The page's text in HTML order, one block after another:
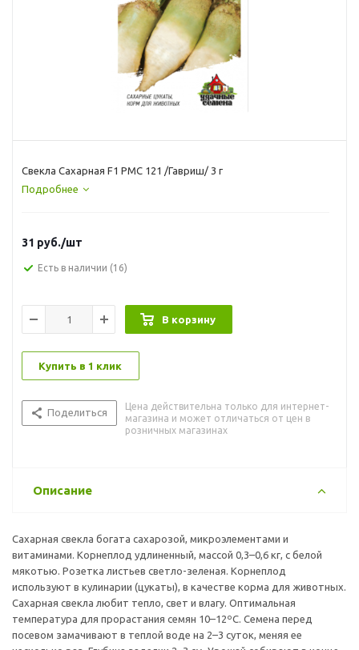
Свекла Сахарная F1 РМС 121 /Гавриш/ 3 г
Подробнее
31 руб./шт
Есть в наличии (16)
В корзину
Купить в 1 клик
Поделиться
Цена действительна только для интернет-
магазина и может отличаться от цен в
розничных магазинах
Описание
Сахарная свекла богата сахарозой, микроэлементами и
витаминами. Корнеплод удлиненный, массой 0,3–0,6 кг, с белой
мякотью. Розетка листьев светло-зеленая. Корнеплод
используют в кулинарии (цукаты), в качестве корма для животных.
Сахарная свекла любит тепло, свет и влагу. Оптимальная
температура для прорастания семян 10–12ºС. Семена перед
посевом замачивают в теплой воде на 2–3 суток, меняя ее